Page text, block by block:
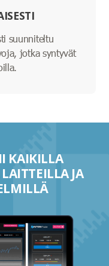
suunniteltu
jotka syntyvät
KAIKILLA
JA